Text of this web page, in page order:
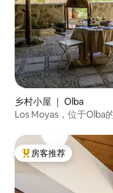
乡村小屋 ｜ Olba
Los Moyas，位于Olba
热门「房客推荐」
房客推荐